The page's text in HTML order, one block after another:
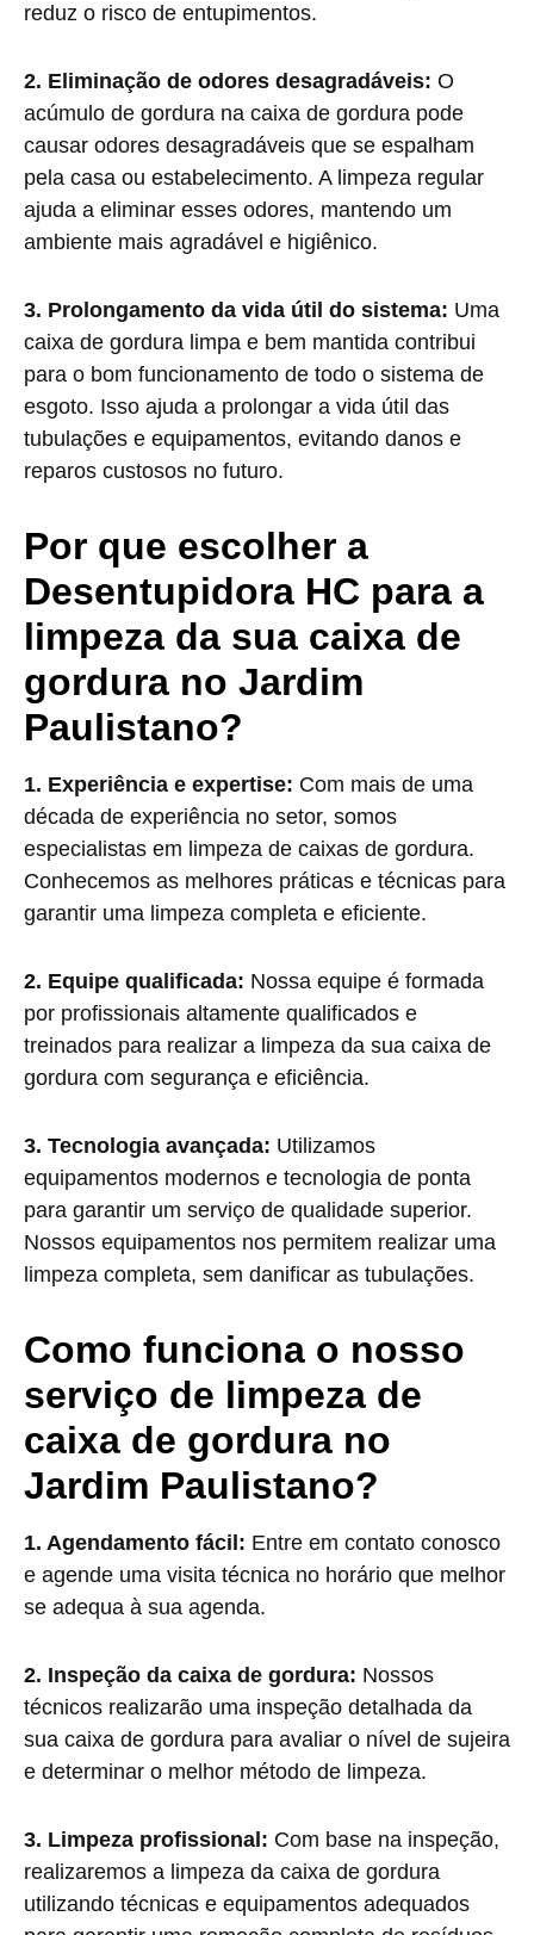
reduz o risco de entupimentos.
2. Eliminação de odores desagradáveis: O
acúmulo de gordura na caixa de gordura pode
causar odores desagradáveis que se espalham
pela casa ou estabelecimento. A limpeza regular
ajuda a eliminar esses odores, mantendo um
ambiente mais agradável e higiênico.
3. Prolongamento da vida útil do sistema: Uma
caixa de gordura limpa e bem mantida contribui
para o bom funcionamento de todo o sistema de
esgoto. Isso ajuda a prolongar a vida útil das
tubulações e equipamentos, evitando danos e
reparos custosos no futuro.
Por que escolher a
Desentupidora HC para a
limpeza da sua caixa de
gordura no Jardim
Paulistano?
1. Experiência e expertise: Com mais de uma
década de experiência no setor, somos
especialistas em limpeza de caixas de gordura.
Conhecemos as melhores práticas e técnicas para
garantir uma limpeza completa e eficiente.
2. Equipe qualificada: Nossa equipe é formada
por profissionais altamente qualificados e
treinados para realizar a limpeza da sua caixa de
gordura com segurança e eficiência.
3. Tecnologia avançada: Utilizamos
equipamentos modernos e tecnologia de ponta
para garantir um serviço de qualidade superior.
Nossos equipamentos nos permitem realizar uma
limpeza completa, sem danificar as tubulações.
Como funciona o nosso
serviço de limpeza de
caixa de gordura no
Jardim Paulistano?
1. Agendamento fácil: Entre em contato conosco
e agende uma visita técnica no horário que melhor
se adequa à sua agenda.
2. Inspeção da caixa de gordura: Nossos
técnicos realizarão uma inspeção detalhada da
sua caixa de gordura para avaliar o nível de sujeira
e determinar o melhor método de limpeza.
3. Limpeza profissional: Com base na inspeção,
realizaremos a limpeza da caixa de gordura
utilizando técnicas e equipamentos adequados